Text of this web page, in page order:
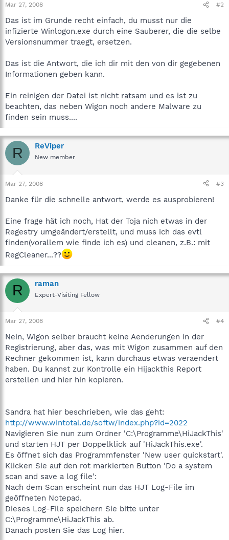
Mar 27, 2008 #2
Das ist im Grunde recht einfach, du musst nur die
infizierte Winlogon.exe durch eine Sauberer, die die selbe
Versionsnummer traegt, ersetzen.
Das ist die Antwort, die ich dir mit den von dir gegebenen
Informationen geben kann.
Ein reinigen der Datei ist nicht ratsam und es ist zu
beachten, das neben Wigon noch andere Malware zu
finden sein muss....
R ReViper
New member
Mar 27, 2008 #3
Danke für die schnelle antwort, werde es ausprobieren!
Eine frage hät ich noch, Hat der Toja nich etwas in der
Regestry umgeändert/erstellt, und muss ich das evtl
finden(vorallem wie finde ich es) und cleanen, z.B.: mit
RegCleaner...??
R raman
Expert-Visiting Fellow
Mar 27, 2008 #4
Nein, Wigon selber braucht keine Aenderungen in der
Registrierung, aber das, was mit Wigon zusammen auf den
Rechner gekommen ist, kann durchaus etwas veraendert
haben. Du kannst zur Kontrolle ein Hijackthis Report
erstellen und hier hin kopieren.
Sandra hat hier beschrieben, wie das geht:
http://www.wintotal.de/softw/index.php?id=2022
Navigieren Sie nun zum Ordner 'C:\Programme\HiJackThis'
und starten HJT per Doppelklick auf 'HiJackThis.exe'.
Es öffnet sich das Programmfenster 'New user quickstart'.
Klicken Sie auf den rot markierten Button 'Do a system
scan and save a log file':
Nach dem Scan erscheint nun das HJT Log-File im
geöffneten Notepad.
Dieses Log-File speichern Sie bitte unter
C:\Programme\HiJackThis ab.
Danach posten Sie das Log hier.